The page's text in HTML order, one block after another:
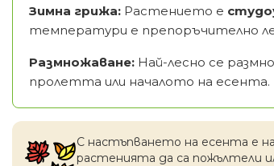
Зимна грижа: Растението е
температури е препоръчително
Размножаване: Най-лесно се
пролетта или началото на есента.
С настъпването на есентa е
растенията да са пожълтели